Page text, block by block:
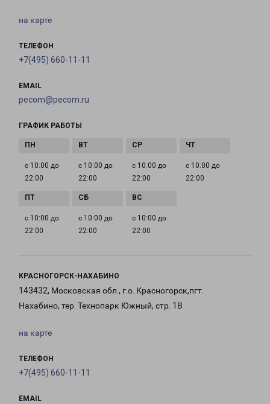
на карте
ТЕЛЕФОН
+7(495) 660-11-11
EMAIL
pecom@pecom.ru
ГРАФИК РАБОТЫ
с 10:00 до
22:00
с 10:00 до
22:00
с 10:00 до
22:00
с 10:00 до
22:00
с 10:00 до
22:00
с 10:00 до
22:00
с 10:00 до
22:00
КРАСНОГОРСК-НАХАБИНО
143432, Московская обл., г.о. Красногорск,пгт.
Нахабино, тер. Технопарк Южный, стр. 1В
на карте
ТЕЛЕФОН
+7(495) 660-11-11
EMAIL